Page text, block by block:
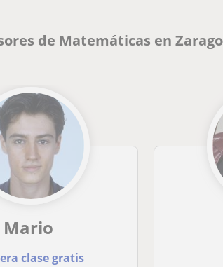
de Matemáticas en
Mario
clase gratis